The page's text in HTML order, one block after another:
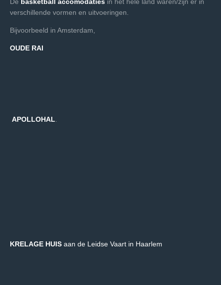
verschillende vormen en uitvoeringen.
Bijvoorbeeld in Amsterdam,
OUDE RAI
APOLLOHAL
KRELAGE HUIS aan de Leidse Vaart in Haarlem